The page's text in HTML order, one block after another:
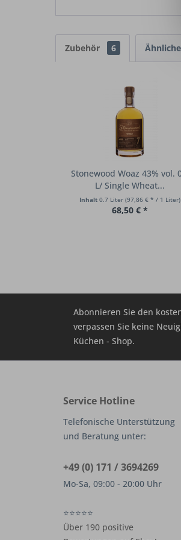
Zubehör 6
Stonewood Woaz 43% vol.
L/ Single Wheat...
Inhalt 0.7 Liter (97,86 € * / 1 Liter)
68,50 € *
Abonnieren Sie den
verpassen Sie keine
Küchen - Shop.
Service Hotline
Telefonische Unterstützung
und Beratung unter:
+49 (0) 171 / 3694269
Mo-Sa, 09:00 - 20:00 Uhr
⭐⭐⭐⭐⭐
Über 190 positive